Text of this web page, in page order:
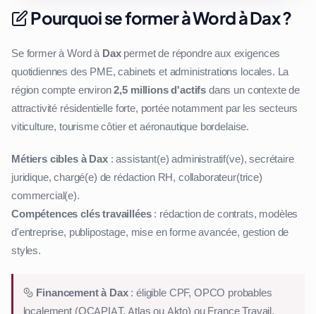
Pourquoi se former à Word à Dax ?
Se former à Word à Daxpermet de répondre aux exigences
quotidiennes des PME, cabinets et administrations locales. La
région compte environ2,5 millions d'actifs dans un contexte de
attractivité résidentielle forte, portée notamment par les secteurs
viticulture, tourisme côtier et aéronautique bordelaise.
Métiers cibles à Dax: assistant(e) administratif(ve), secrétaire
juridique, chargé(e) de rédaction RH, collaborateur(trice)
commercial(e).
Compétences clés travaillées: rédaction de contrats, modèles
d'entreprise, publipostage, mise en forme avancée, gestion de
styles.
Financement à Dax: éligible CPF, OPCO probables
localement (OCAPIAT, Atlas ou Akto) ou France Travail.